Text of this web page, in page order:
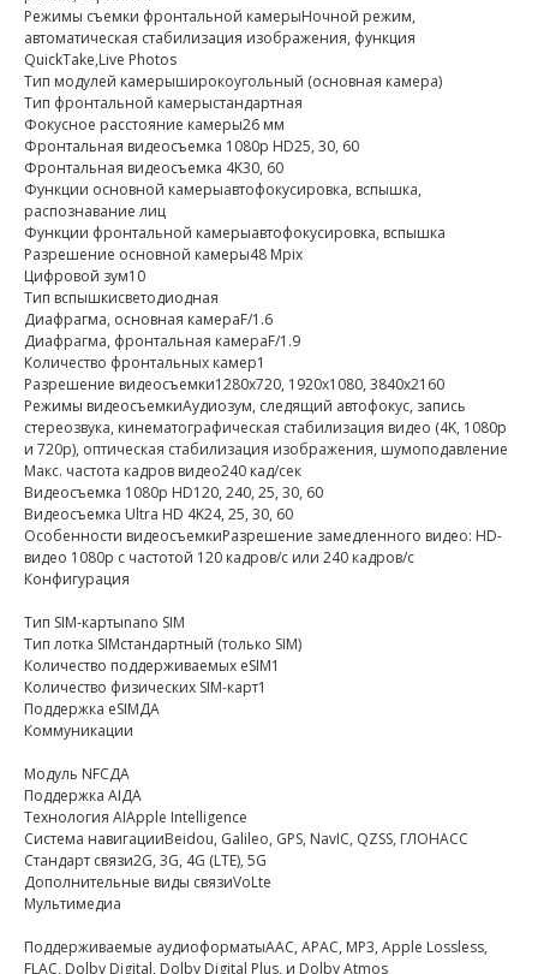
Режимы съемки фронтальной камерыНочной режим,
автоматическая стабилизация изображения, функция
QuickTake,Live Photos
Тип модулей камерыширокоугольный (основная камера)
Тип фронтальной камерыстандартная
Фокусное расстояние камеры26 мм
Фронтальная видеосъемка 1080p HD25, 30, 60
Фронтальная видеосъемка 4K30, 60
Функции основной камерыавтофокусировка, вспышка,
распознавание лиц
Функции фронтальной камерыавтофокусировка, вспышка
Разрешение основной камеры48 Mpix
Цифровой зум10
Тип вспышкисветодиодная
Диафрагма, основная камераF/1.6
Диафрагма, фронтальная камераF/1.9
Количество фронтальных камер1
Разрешение видеосъемки1280x720, 1920x1080, 3840x2160
Режимы видеосъемкиАудиозум, следящий автофокус, запись
стереозвука, кинематографическая стабилизация видео (4K, 1080p
и 720p), оптическая стабилизация изображения, шумоподавление
Макс. частота кадров видео240 кад/сек
Видеосъемка 1080p HD120, 240, 25, 30, 60
Видеосъемка Ultra HD 4K24, 25, 30, 60
Особенности видеосъемкиРазрешение замедленного видео: HD-
видео 1080p c частотой 120 кадров/с или 240 кадров/с
Конфигурация
Тип SIM-картыnano SIM
Тип лотка SIMстандартный (только SIM)
Количество поддерживаемых eSIM1
Количество физических SIM-карт1
Поддержка eSIMДА
Коммуникации
Модуль NFCДА
Поддержка AIДА
Технология AIApple Intelligence
Система навигацииBeidou, Galileo, GPS, NavIC, QZSS, ГЛОНАСС
Стандарт связи2G, 3G, 4G (LTE), 5G
Дополнительные виды связиVoLte
Мультимедиа
Поддерживаемые аудиоформатыAAC, APAC, MP3, Apple Lossless,
FLAC, Dolby Digital, Dolby Digital Plus, и Dolby Atmos